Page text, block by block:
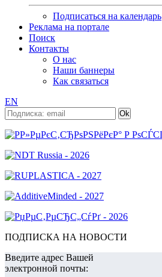
Подписаться на календарь
Реклама на портале
Поиск
Контакты
О нас
Наши баннеры
Как связаться
EN
ПОДПИСКА НА НОВОСТИ
Введите адрес Вашей
электронной почты: